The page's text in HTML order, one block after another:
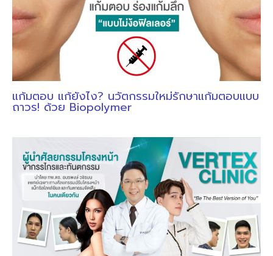
แก้มตอบ แก้ยังไง? นวัตกรรมใหม่รักษาแก้มตอบแบบ
ถาวร! ด้วย Biopolymer